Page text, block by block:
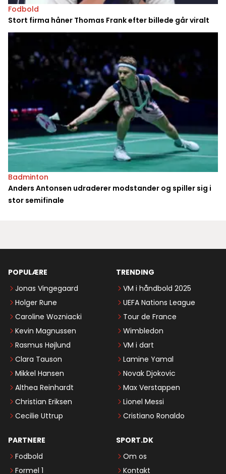
Fodbold
Stort firma håner Thomas Frank efter billede går viralt
Badminton
Anders Antonsen udraderer modstander og spiller sig i
stor semifinale
POPULÆRE
Jonas Vingegaard
Holger Rune
Caroline Wozniacki
Kevin Magnussen
Rasmus Højlund
Clara Tauson
Mikkel Hansen
Althea Reinhardt
Christian Eriksen
Cecilie Uttrup
TRENDING
VM i håndbold 2025
UEFA Nations League
Tour de France
Wimbledon
VM i dart
Lamine Yamal
Novak Djokovic
Max Verstappen
Lionel Messi
Cristiano Ronaldo
PARTNERE
Fodbold
Formel 1
SPORT.DK
Om os
Kontakt